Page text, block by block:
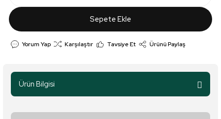
Sepete Ekle
Yorum Yap Karşılaştır Tavsiye Et Ürünü Paylaş
Ürün Bilgisi